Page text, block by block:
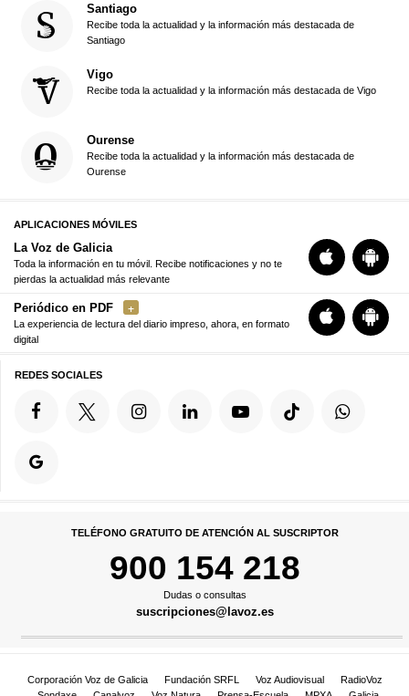
Santiago
Recibe toda la actualidad y la información más destacada de
Santiago
Vigo
Recibe toda la actualidad y la información más destacada de Vigo
Ourense
Recibe toda la actualidad y la información más destacada de
Ourense
APLICACIONES MÓVILES
La Voz de Galicia
Toda la información en tu móvil. Recibe notificaciones y no te
pierdas la actualidad más relevante
Periódico en PDF
La experiencia de lectura del diario impreso, ahora, en formato
digital
REDES SOCIALES
TELÉFONO GRATUITO DE ATENCIÓN AL SUSCRIPTOR
900 154 218
Dudas o consultas
suscripciones@lavoz.es
Corporación Voz de Galicia Fundación SRFL Voz Audiovisual
RadioVoz